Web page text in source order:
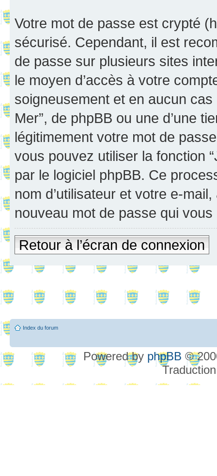
Votre mot de passe est crypté
sécurisé. Cependant, il est
de passe sur plusieurs sites
le moyen d’accès à votre
soigneusement et en aucun
Mer”, de phpBB ou une d’une
légitimement votre mot de
vous pouvez utiliser la fonction
par le logiciel phpBB. Ce
nom d’utilisateur et votre e-
nouveau mot de passe qui
Retour à l’écran de connexion
Index du forum
Powered by phpBB ©